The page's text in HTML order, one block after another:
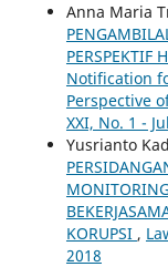
Anna Maria
PERSPEKTIF
Notification
Perspective
XXI, No. 1 -
Yusrianto
KORUPSI ,
2018